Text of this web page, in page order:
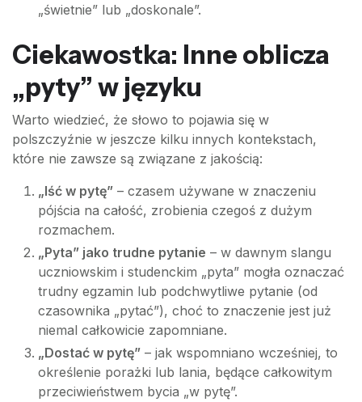
„świetnie” lub „doskonale”.
Ciekawostka: Inne oblicza
„pyty” w języku
Warto wiedzieć, że słowo to pojawia się w
polszczyźnie w jeszcze kilku innych kontekstach,
które nie zawsze są związane z jakością:
„Iść w pytę” – czasem używane w znaczeniu
pójścia na całość, zrobienia czegoś z dużym
rozmachem.
„Pyta” jako trudne pytanie – w dawnym slangu
uczniowskim i studenckim „pyta” mogła oznaczać
trudny egzamin lub podchwytliwe pytanie (od
czasownika „pytać”), choć to znaczenie jest już
niemal całkowicie zapomniane.
„Dostać w pytę” – jak wspomniano wcześniej, to
określenie porażki lub lania, będące całkowitym
przeciwieństwem bycia „w pytę”.